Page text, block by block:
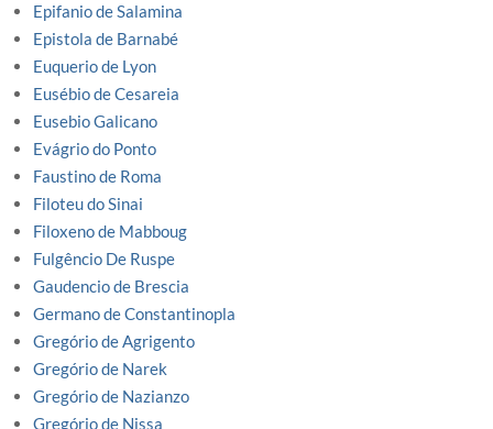
Epifanio de Salamina
Epistola de Barnabé
Euquerio de Lyon
Eusébio de Cesareia
Eusebio Galicano
Evágrio do Ponto
Faustino de Roma
Filoteu do Sinai
Filoxeno de Mabboug
Fulgêncio De Ruspe
Gaudencio de Brescia
Germano de Constantinopla
Gregório de Agrigento
Gregório de Narek
Gregório de Nazianzo
Gregório de Nissa